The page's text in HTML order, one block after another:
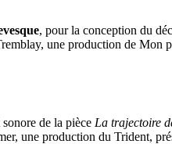
, pour la conception du
une production de Mon
de la pièce La trajectoire
une production du Trident,